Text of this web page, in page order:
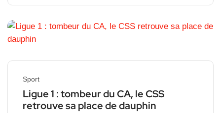
Sport
Ligue 1 : tombeur du CA, le CSS
retrouve sa place de dauphin